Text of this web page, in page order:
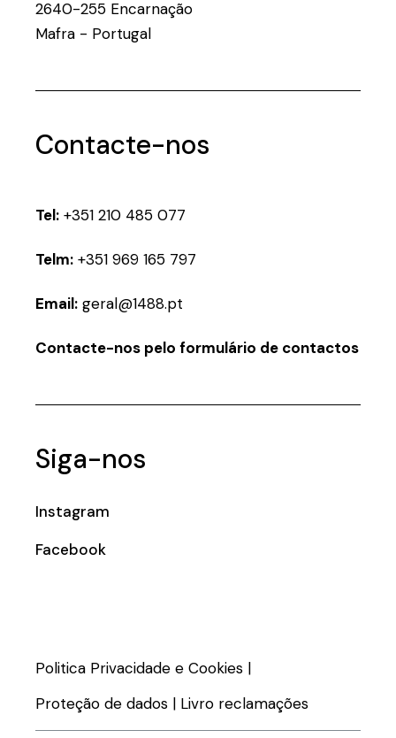
2640-255 Encarnação
Mafra - Portugal
Contacte-nos
Tel: +351 210 485 077
Telm: +351 969 165 797
Email: geral@1488.pt
Contacte-nos pelo formulário de contactos
Siga-nos
Instagram
Facebook
Politica Privacidade e Cookies |
Proteção de dados | Livro reclamações